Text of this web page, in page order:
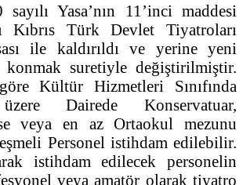
Yasa’nın 11’inci maddesi
Kıbrıs Türk Devlet Tiyatroları
ile kaldırıldı ve yerine yeni
konmak suretiyle değiştirilmiştir.
Kültür Hizmetleri Sınıfında
Dairede Konservatuar,
veya en az Ortaokul mezunu
Personel istihdam edilebilir.
istihdam edilecek personelin
veya amatör olarak tiyatro